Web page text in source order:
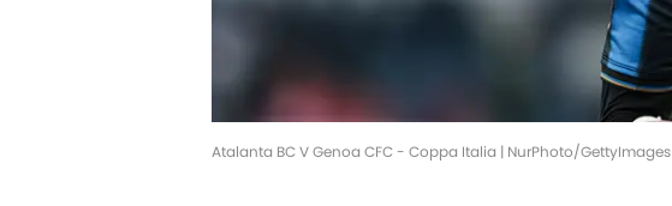
Atalanta BC V Genoa CFC - Coppa Italia | NurPhoto/GettyImages